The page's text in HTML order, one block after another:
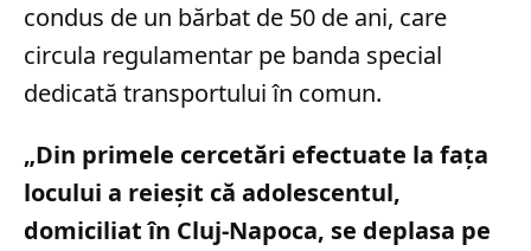
condus de un bărbat de 50 de ani, care
circula regulamentar pe banda special
dedicată transportului în comun.
„Din primele cercetări efectuate la fața
locului a reieșit că adolescentul,
domiciliat în Cluj-Napoca, se deplasa pe